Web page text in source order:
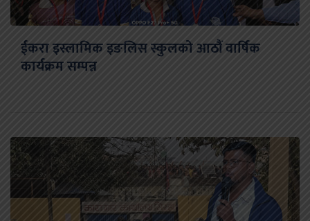
ईकरा इस्लामिक इङलिस स्कुलको आठौं वार्षिक
कार्यक्रम सम्पन्न